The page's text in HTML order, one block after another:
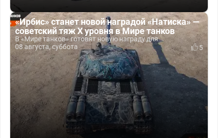
«Ирбис» станет новой наградой «Натиска» —
советский тяж X уровня в Мире танков
В «Мире танков» готовят новую награду для...
08 августа, суббота
5